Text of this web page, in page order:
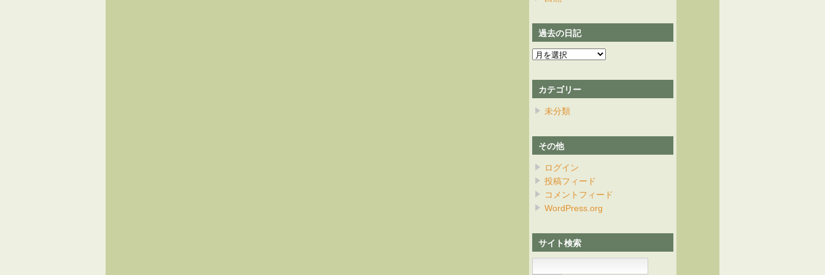
過去の日記
過
の
日
記
カテゴリー
未分類
その他
ログイン
投稿フィード
コメントフィード
WordPress.org
サイト検索